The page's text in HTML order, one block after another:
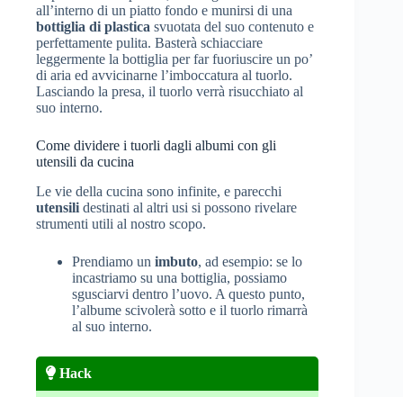
all’interno di un piatto fondo e munirsi di una
bottiglia di plastica svuotata del suo contenuto e
perfettamente pulita. Basterà schiacciare
leggermente la bottiglia per far fuoriuscire un po’
di aria ed avvicinarne l’imboccatura al tuorlo.
Lasciando la presa, il tuorlo verrà risucchiato al
suo interno.
Come dividere i tuorli dagli albumi con gli
utensili da cucina
Le vie della cucina sono infinite, e parecchi
utensili destinati al altri usi si possono rivelare
strumenti utili al nostro scopo.
Prendiamo un imbuto, ad esempio: se lo
incastriamo su una bottiglia, possiamo
sgusciarvi dentro l’uovo. A questo punto,
l’albume scivolerà sotto e il tuorlo rimarrà
al suo interno.
Hack